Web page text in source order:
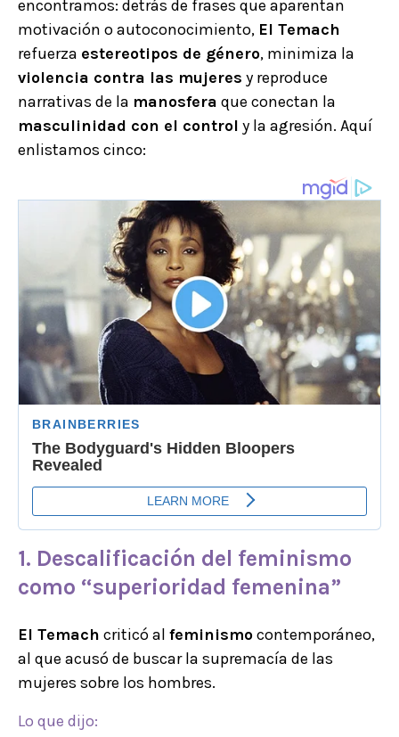
encontramos: detrás de frases que aparentan
motivación o autoconocimiento, El Temach
refuerza estereotipos de género, minimiza la
violencia contra las mujeres y reproduce
narrativas de la manosfera que conectan la
masculinidad con el control y la agresión. Aquí
enlistamos cinco:
1. Descalificación del feminismo
como “superioridad femenina”
El Temach criticó al feminismocontemporáneo,
al que acusó de buscar la supremacía de las
mujeres sobre los hombres.
Lo que dijo: